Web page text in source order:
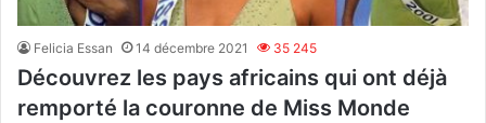
Felicia Essan 14 décembre 2021 35 245
Découvrez les pays africains qui ont déjà
remporté la couronne de Miss Monde